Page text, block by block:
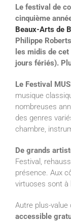
Le festival de
cinquième
Beaux-Arts de
Philippe
les midis de
jours fériés).
Le Festival
musique
nombreuses
des genres
chambre,
De grands
Festival,
présence. Aux
virtuoses sont à
Autre plus-
accessible